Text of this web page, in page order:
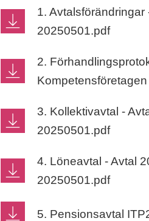
1.
20250501.pdf
2.
3. Kollektivavtal -
20250501.pdf
4. Löneavtal - Avtal
20250501.pdf
5. Pensionsavtal